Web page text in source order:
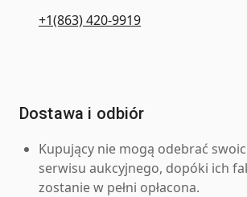
+1(863) 420-9919
Dostawa i odbiór
Kupujący nie mogą odebrać
serwisu aukcyjnego, dopóki ich
zostanie w pełni opłacona.